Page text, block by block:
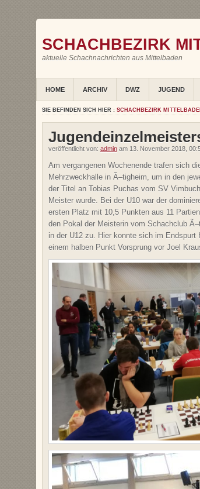
SCHACHBEZIRK
aktuelle Schachnachrichten aus Mittelbaden
HOME ARCHIV DWZ JUGEND
SIE BEFINDEN SICH HIER : SCHACHBEZIRK
veröffentlicht von: admin am 13. November 2018,
Am vergangenen Wochenende trafen sich
Mehrzweckhalle in Ã–tigheim, um in den
der Titel an Tobias Puchas vom SV
Meister wurde. Bei der U10 war der
ersten Platz mit 10,5 Punkten aus 11
den Pokal der Meisterin vom Schachclub
in der U12 zu. Hier konnte sich im
einem halben Punkt Vorsprung vor Joel